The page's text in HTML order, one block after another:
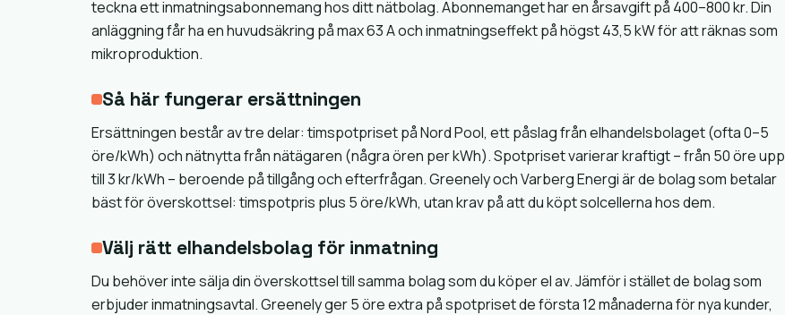
teckna ett inmatningsabonnemang hos ditt nätbolag. Abonnemanget har en årsavgift på 400–800 kr. Din
anläggning får ha en huvudsäkring på max 63 A och inmatningseffekt på högst 43,5 kW för att räknas som
mikroproduktion.
Så här fungerar ersättningen
Ersättningen består av tre delar: timspotpriset på Nord Pool, ett påslag från elhandelsbolaget (ofta 0–5
öre/kWh) och nätnytta från nätägaren (några ören per kWh). Spotpriset varierar kraftigt – från 50 öre upp
till 3 kr/kWh – beroende på tillgång och efterfrågan. Greenely och Varberg Energi är de bolag som betalar
bäst för överskottsel: timspotpris plus 5 öre/kWh, utan krav på att du köpt solcellerna hos dem.
Välj rätt elhandelsbolag för inmatning
Du behöver inte sälja din överskottsel till samma bolag som du köper el av. Jämför i stället de bolag som
erbjuder inmatningsavtal. Greenely ger 5 öre extra på spotpriset de första 12 månaderna för nya kunder,